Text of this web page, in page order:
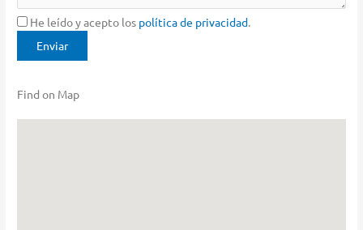
He leído y acepto los política de privacidad.
Find on Map